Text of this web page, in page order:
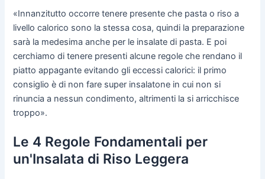
«Innanzitutto occorre tenere presente che pasta o riso a
livello calorico sono la stessa cosa, quindi la preparazione
sarà la medesima anche per le insalate di pasta. E poi
cerchiamo di tenere presenti alcune regole che rendano il
piatto appagante evitando gli eccessi calorici: il primo
consiglio è di non fare super insalatone in cui non si
rinuncia a nessun condimento, altrimenti la si arricchisce
troppo».
Le 4 Regole Fondamentali per
un'Insalata di Riso Leggera